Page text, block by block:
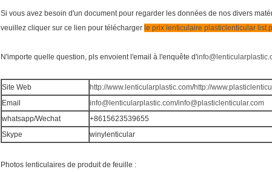
Si vous avez besoin d'un document pour regarder les données de nos divers
veuillez cliquer sur ce lien pour télécharger le prix lenticulaire plasticlenticular
N'importe quelle question, pls envoient l'email à l'enquête d'
Site Web http://www.lenticularplastic.com/http://
Email
info@lenticularplastic.com/info@plasticlenticular.com
whatsapp/Wechat
+8615623539655
Skype
winylenticular
Photos lenticulaires de produit de feuille :